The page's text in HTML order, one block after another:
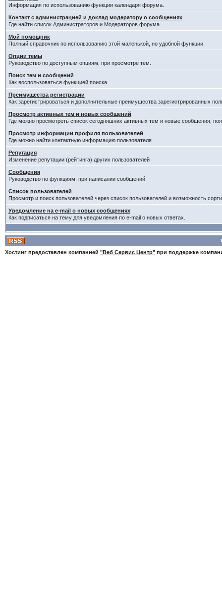
Информация по использованию функции календаря форума.
Контакт с администрацией и доклад модератору о сообщениях
Где найти список Администраторов и Модераторов форума.
Мой помощник
Полный справочник по использованию этой маленькой, но удобной функции.
Опции темы
Руководство по доступным опциям, при просмотре тем.
Поиск тем и сообщений
Как воспользоваться функцией поиска.
Преимущества регистрации
Как зарегистрироваться и дополнительные преимущества зарегистрированных
Просмотр активных тем и новых сообщений
Где можно просмотреть список сегодняшних активных тем и новые сообщения,
Просмотр информации профиля пользователей
Где можно найти контактную информацию пользователя.
Репутация
Изменение репутации (рейтинга) других пользователей
Сообщения
Руководство по функциям, при написании сообщений.
Список пользователей
Просмотр и поиск пользователей через список пользователей и возможность
Уведомление на e-mail о новых сообщениях
Как подписаться на тему для уведомления по e-mail о новых ответах.
Хостинг предоставлен компанией "Веб Сервис Центр"при поддержке